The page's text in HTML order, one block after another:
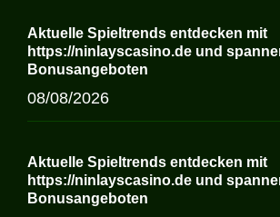
Aktuelle Spieltrends entdecken mit
https://ninlayscasino.de und
Bonusangeboten
08/08/2026
Aktuelle Spieltrends entdecken mit
https://ninlayscasino.de und
Bonusangeboten